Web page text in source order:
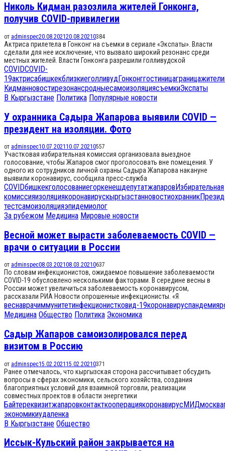
Николь Кидман разозлила жителей Гонконга,
получив COVID-привилегии
от adminspec20.08.202120.08.20210384
Актриса прилетела в Гонконг на съемки в сериале «Экспаты». Власти
сделали для нее исключение, что вызвало широкий резонанс среди
местных жителей. Власти Гонконга разрешили голливудской
COVIDCOVID-
19актрисабишкекблизкиеголливудГонконггостиницаграницажители
КидманновостирезонансродныесамоизоляциясъемкиЭкспаты
В Кыргызстане Политика Популярные новости
У охранника Садыра Жапарова выявили COVID —
президент на изоляции. Фото
от adminspec10.07.2021 10.07.20210557
Участковая избирательная комиссия организовала выездное
голосование, чтобы Жапаров смог проголосовать вне помещения. У
одного из сотрудников личной охраны Садыра Жапарова накануне
выявили коронавирус, сообщила пресс-служба
COVIDбишкекголосованиегоркенешдепутатжапаров Избирательная
комиссияизоляциякоронавирускыргызстанновостиохранник
тестсамоизоляцияэпидемиолог
За рубежом Медицина Мировые новости
Весной может вырасти заболеваемость COVID —
врачи о ситуации в России
от adminspec08.03.202108.03.20210637
По словам инфекционистов, ожидаемое повышение заболеваемости
COVID-19 обусловлено несколькими факторами. В середине весны в
России может увеличиться заболеваемость коронавирусом,
рассказали РИА Новости опрошенные инфекционисты. «Я
веснаврачиммунитетинфекционистковид-19коронавируспандемия
Медицина Общество Политика Экономика
Садыр Жапаров самоизолировался перед
визитом в Россию
от adminspec15.02.2021 15.02.20210371
Ранее отмечалось, что кыргызская сторона рассчитывает обсудить
вопросы в сферах экономики, сельского хозяйства, создания
благоприятных условий для взаимной торговли, реализации
совместных проектов в области энергетики
БайтереквизитжапаровконтакткооперациякоронавирусМИДмосква
экономикиудаленка
В Кыргызстане Общество
Иссык-Кульский район закрывается на